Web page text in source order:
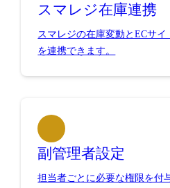
スマレジ在庫連携
スマレジの在庫変動とECサイ
を連携できます。
副管理者設定
担当者ごとに必要な権限を付